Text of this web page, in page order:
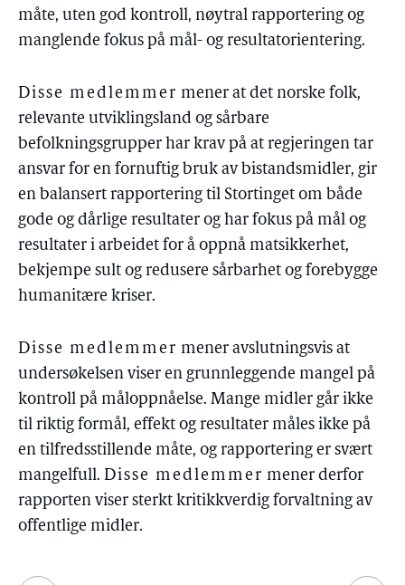
måte, uten god kontroll, nøytral rapportering og
manglende fokus på mål- og resultatorientering.
Disse medlemmer mener at det norske folk,
relevante utviklingsland og sårbare
befolkningsgrupper har krav på at regjeringen tar
ansvar for en fornuftig bruk av bistandsmidler, gir
en balansert rapportering til Stortinget om både
gode og dårlige resultater og har fokus på mål og
resultater i arbeidet for å oppnå matsikkerhet,
bekjempe sult og redusere sårbarhet og forebygge
humanitære kriser.
Disse medlemmer mener avslutningsvis at
undersøkelsen viser en grunnleggende mangel på
kontroll på måloppnåelse. Mange midler går ikke
til riktig formål, effekt og resultater måles ikke på
en tilfredsstillende måte, og rapportering er svært
mangelfull. Disse medlemmer mener derfor
rapporten viser sterkt kritikkverdig forvaltning av
offentlige midler.